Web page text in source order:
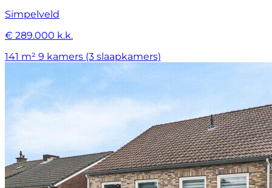
Simpelveld
€ 289.000 k.k.
141 m² 9 kamers (3 slaapkamers)